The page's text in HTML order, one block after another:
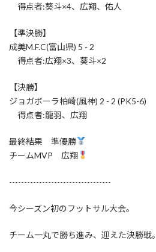
得点者:葵斗×4、広翔、佑人
【準決勝】
成美M.F.C(富山県) 5 - 2
得点者:広翔×3、葵斗×2
【決勝】
ジョガボーラ柏崎(風神) 2 - 2 (PK5-6)
得点者:龍羽、広翔
最終結果 準優勝
チームMVP 広翔
----------------------------------
今シーズン初のフットサル大会。
チーム一丸で勝ち進み、迎えた決勝戦。